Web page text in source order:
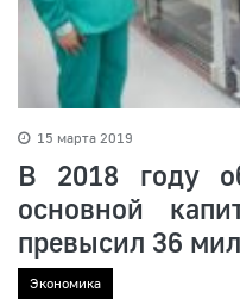
15 марта 2019
В 2018 году
основной
превысил 36
Экономика